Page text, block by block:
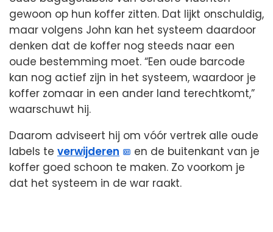
gewoon op hun koffer zitten. Dat lijkt onschuldig,
maar volgens John kan het systeem daardoor
denken dat de koffer nog steeds naar een
oude bestemming moet. “Een oude barcode
kan nog actief zijn in het systeem, waardoor je
koffer zomaar in een ander land terechtkomt,”
waarschuwt hij.
Daarom adviseert hij om vóór vertrek alle oude
labels te verwijderen
en de buitenkant van je
koffer goed schoon te maken. Zo voorkom je
dat het systeem in de war raakt.